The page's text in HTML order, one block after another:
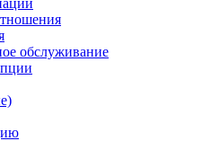
обслуживание